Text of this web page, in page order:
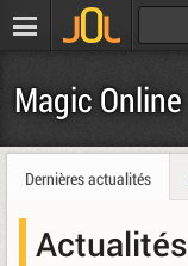
Magic Online
Dernières actualités
Actualités